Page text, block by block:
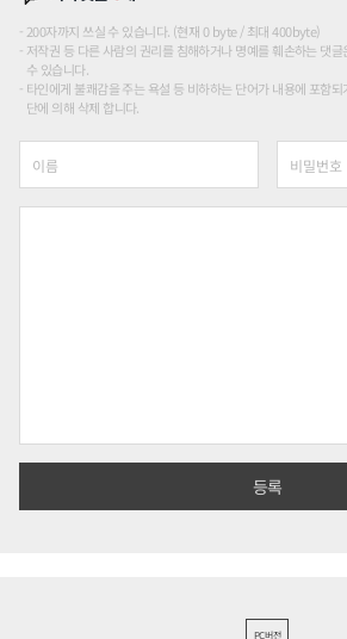
200자까지 쓰실 수 있습니다. (현재 0 byte / 최대 400byte)
저작권 등 다른 사람의 권리를 침해하거나 명예를 훼손하는 댓
수 있습니다.
타인에게 불쾌감을 주는 욕설 등 비하하는 단어가 내용에 포함
단에 의해 삭제 합니다.
PC버전